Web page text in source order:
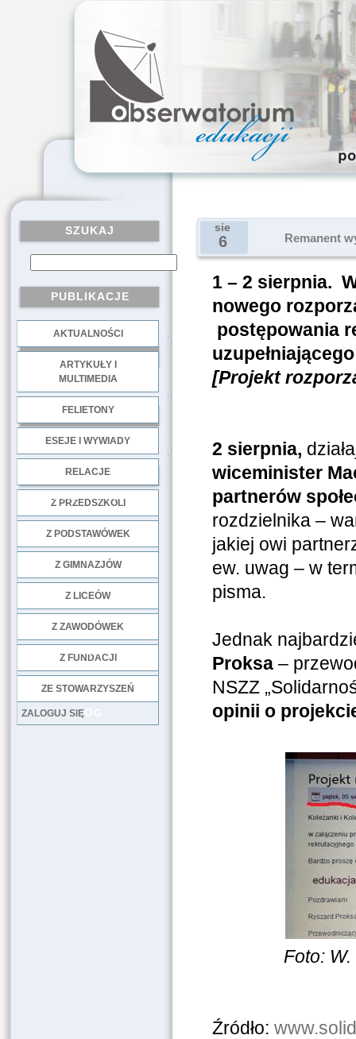
SZUKAJ
PUBLIKACJE
AKTUALNOŚCI
ARTYKUŁY I
MULTIMEDIA
FELIETONY
ESEJE I WYWIADY
RELACJE
Z PRZEDSZKOLI
Z PODSTAWÓWEK
Z GIMNAZJÓW
Z LICEÓW
Z ZAWODÓWEK
Z FUNDACJI
ZE STOWARZYSZEŃ
LOG
ZALOGUJ SIĘ
sie
6 Remanent
1 – 2 sierpnia.
nowego
postępowania
[Projekt
2 sierpnia,
wiceminister
partnerów
rozdzielnika –
jakiej owi
ew. uwag – w
pisma.
Jednak
Proksa–
NSZZ
opinii o
Foto:
Źródło: